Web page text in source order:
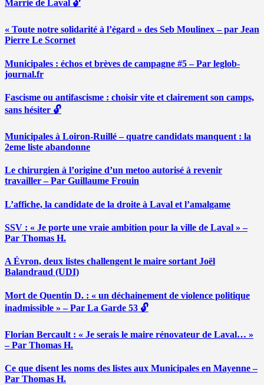
Marrie de Laval 🔓
« Toute notre solidarité à l’égard » des Seb Moulinex – par Jean
Pierre Le Scornet
Municipales : échos et brèves de campagne #5 – Par leglob-
journal.fr
Fascisme ou antifascisme : choisir vite et clairement son camps,
sans hésiter 🔓
Municipales à Loiron-Ruillé – quatre candidats manquent : la
2eme liste abandonne
Le chirurgien à l’origine d’un metoo autorisé à revenir
travailler – Par Guillaume Frouin
L’affiche, la candidate de la droite à Laval et l’amalgame
SSV : « Je porte une vraie ambition pour la ville de Laval » –
Par Thomas H.
A Évron, deux listes challengent le maire sortant Joël
Balandraud (UDI)
Mort de Quentin D. : « un déchainement de violence politique
inadmissible » – Par La Garde 53 🔓
Florian Bercault : « Je serais le maire rénovateur de Laval… »
– Par Thomas H.
Ce que disent les noms des listes aux Municipales en Mayenne –
Par Thomas H.